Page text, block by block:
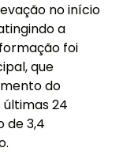
no início
a
foi
que
do
24
de 3,4